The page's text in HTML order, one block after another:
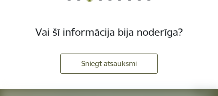
Vai šī informācija bija noderīga?
Sniegt atsauksmi